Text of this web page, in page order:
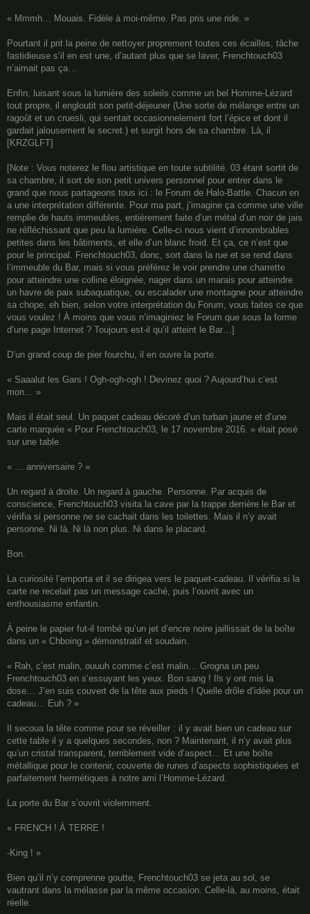
« Mmmh… Mouais. Fidèle à moi-même. Pas pris une ride. »
Pourtant il prit la peine de nettoyer proprement toutes ces écailles, tâche
fastidieuse s’il en est une, d’autant plus que se laver, Frenchtouch03
n’aimait pas ça…
Enfin, luisant sous la lumière des soleils comme un bel Homme-Lézard
tout propre, il engloutit son petit-déjeuner (Une sorte de mélange entre un
ragoût et un cruesli, qui sentait occasionnelement fort l’épice et dont il
gardait jalousement le secret.) et surgit hors de sa chambre. Là, il
[KRZGLFT]
[Note : Vous noterez le flou artistique en toute subtilité. 03 étant sortit de
sa chambre, il sort de son petit univers personnel pour entrer dans le
grand que nous partageons tous ici : le Forum de Halo-Battle. Chacun en
a une interprétation différente. Pour ma part, j’imagine ça comme une ville
remplie de hauts immeubles, entièrement faite d’un métal d’un noir de jais
ne réfléchissant que peu la lumière. Celle-ci nous vient d’innombrables
petites dans les bâtiments, et elle d’un blanc froid. Et ça, ce n’est que
pour le principal. Frenchtouch03, donc, sort dans la rue et se rend dans
l’immeuble du Bar, mais si vous préférez le voir prendre une charrette
pour atteindre une colline éloignée, nager dans un marais pour atteindre
un havre de paix subaquatique, ou escalader une montagne pour atteindre
sa chope, eh bien, selon votre interprétation du Forum, vous faites ce que
vous voulez ! À moins que vous n’imaginiez le Forum que sous la forme
d’une page Internet ? Toujours est-il qu’il atteint le Bar…]
D’un grand coup de pier fourchu, il en ouvre la porte.
« Saaalut les Gars ! Ogh-ogh-ogh ! Devinez quoi ? Aujourd’hui c’est
mon… »
Mais il était seul. Un paquet cadeau décoré d’un turban jaune et d’une
carte marquée « Pour Frenchtouch03, le 17 novembre 2016. » était posé
sur une table.
« … anniversaire ? »
Un regard à droite. Un regard à gauche. Personne. Par acquis de
conscience, Frenchtouch03 visita la cave par la trappe derrière le Bar et
vérifia si personne ne se cachait dans les toilettes. Mais il n’y avait
personne. Ni là. Ni là non plus. Ni dans le placard.
Bon.
La curiosité l’emporta et il se dirigea vers le paquet-cadeau. Il vérifia si la
carte ne recelait pas un message caché, puis l’ouvrit avec un
enthousiasme enfantin.
À peine le papier fut-il tombé qu’un jet d’encre noire jaillissait de la boîte
dans un « Chboing » démonstratif et soudain.
« Rah, c’est malin, ouuuh comme c’est malin… Grogna un peu
Frenchtouch03 en s’essuyant les yeux. Bon sang ! Ils y ont mis la
dose… J’en suis couvert de la tête aux pieds ! Quelle drôle d’idée pour un
cadeau… Euh ? »
Il secoua la tête comme pour se réveiller : il y avait bien un cadeau sur
cette table il y a quelques secondes, non ? Maintenant, il n’y avait plus
qu’un cristal transparent, terriblement vide d’aspect… Et une boîte
métallique pour le contenir, couverte de runes d’aspects sophistiquées et
parfaitement hermétiques à notre ami l’Homme-Lézard.
La porte du Bar s’ouvrit violemment.
« FRENCH ! À TERRE !
-King ! »
Bien qu’il n’y comprenne goutte, Frenchtouch03 se jeta au sol, se
vautrant dans la mélasse par la même occasion. Celle-là, au moins, était
réelle.